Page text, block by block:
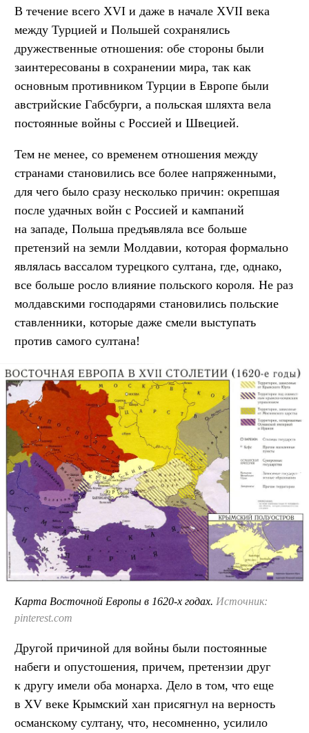
В течение всего XVI и даже в начале XVII века
между Турцией и Польшей сохранялись
дружественные отношения: обе стороны были
заинтересованы в сохранении мира, так как
основным противником Турции в Европе были
австрийские Габсбурги, а польская шляхта вела
постоянные войны с Россией и Швецией.
Тем не менее, со временем отношения между
странами становились все более напряженными,
для чего было сразу несколько причин: окрепшая
после удачных войн с Россией и кампаний
на западе, Польша предъявляла все больше
претензий на земли Молдавии, которая формально
являлась вассалом турецкого султана, где, однако,
все больше росло влияние польского короля. Не раз
молдавскими господарями становились польские
ставленники, которые даже смели выступать
против самого султана!
Карта Восточной Европы в 1620-х годах. Источник:
pinterest.com
Другой причиной для войны были постоянные
набеги и опустошения, причем, претензии друг
к другу имели оба монарха. Дело в том, что еще
в XV веке Крымский хан присягнул на верность
османскому султану, что, несомненно, усилило